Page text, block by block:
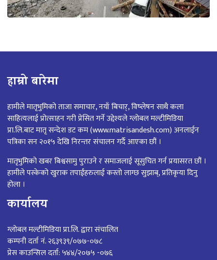
हाम्रो बारेमा
हामीले मातृभुमिको ताजा समाचार, नयाँ बिचार्, विष्लेषन साथै कला
साहित्यलाई प्रोत्साहन गरी प्रेसित गर्ने उद्देश्यले ग्लोबल मल्टीमिडिया
प्रा.लि.बाट मातृ सन्देश डट कम (www.matrisandesh.com) अनलाईन
पत्रिका सन २०१५ देखि निरन्तर संचालन गर्दै आएका छौं ।
मातृभुमिको खबर बिश्वसामु पुराउने र समाजलाई सूसुचित गर्न प्रयासरत छौं ।
हामीले पस्केको खुराक तपाईंहरुलाई कस्तो लाग्छ सुझाब्, प्रतिकृया दिनु
होला ।
कार्यालय
ग्लोबल मल्टीमिडिया प्रा.लि. द्वारा संचालित
कम्पनी दर्ता नं. २६३९३९/०७७-०७८
प्रेस काउन्सिल दर्ता: ५४४/२०७५ -०७६